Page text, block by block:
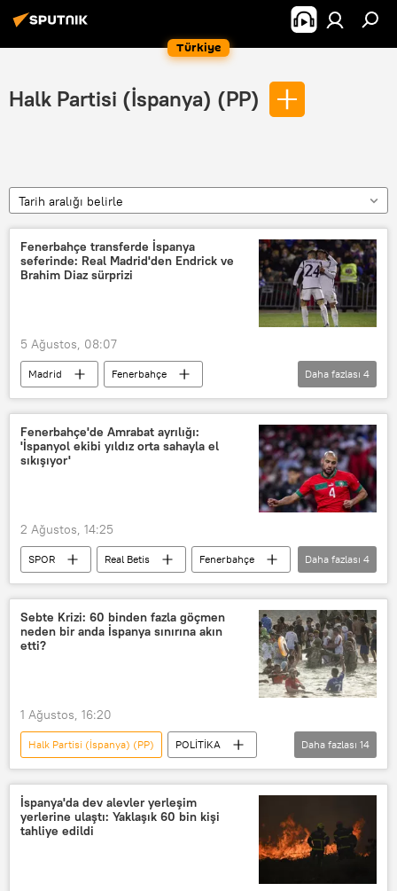
Türkiye
Halk Partisi (İspanya) (PP)
Tarih aralığı belirle
Fenerbahçe transferde İspanya
seferinde: Real Madrid'den Endrick ve
Brahim Diaz sürprizi
5 Ağustos, 08:07
Madrid
Fenerbahçe
Alexander Sörloth
Atletico Madrid
Real Madrid
SPOR
Daha fazlası 4
Fenerbahçe'de Amrabat ayrılığı:
'İspanyol ekibi yıldız orta sahayla el
sıkışıyor'
2 Ağustos, 14:25
SPOR Real Betis
Fenerbahçe
Al Ittihad
Suudi Arabistan
Sofyan Amrabat
Haberler
Daha fazlası 4
Sebte Krizi: 60 binden fazla göçmen
neden bir anda İspanya sınırına akın
etti?
1 Ağustos, 16:20
Halk Partisi (İspanya) (PP)
POLİTİKA
Manfred Weber
Elon Musk
Kirill Dmitriev
Ceuta
Madrid
Avrupa Birliği
Daha fazlası 14
İspanya'da dev alevler yerleşim
yerlerine ulaştı: Yaklaşık 60 bin kişi
tahliye edildi